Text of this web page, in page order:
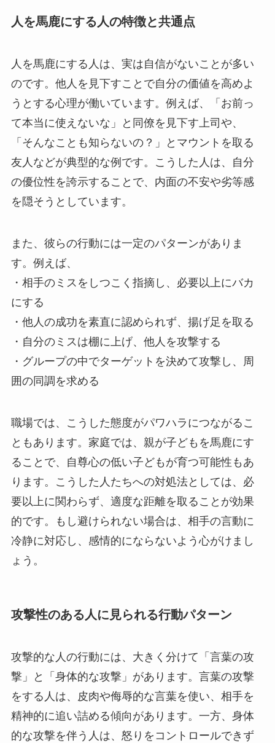
人を馬鹿にする人の特徴と共通点
人を馬鹿にする人は、実は自信がないことが多い
のです。他人を見下すことで自分の価値を高めよ
うとする心理が働いています。例えば、「お前っ
て本当に使えないな」と同僚を見下す上司や、
「そんなことも知らないの？」とマウントを取る
友人などが典型的な例です。こうした人は、自分
の優位性を誇示することで、内面の不安や劣等感
を隠そうとしています。
また、彼らの行動には一定のパターンがありま
す。例えば、
・相手のミスをしつこく指摘し、必要以上にバカ
にする
・他人の成功を素直に認められず、揚げ足を取る
・自分のミスは棚に上げ、他人を攻撃する
・グループの中でターゲットを決めて攻撃し、周
囲の同調を求める
職場では、こうした態度がパワハラにつながるこ
ともあります。家庭では、親が子どもを馬鹿にす
ることで、自尊心の低い子どもが育つ可能性もあ
ります。こうした人たちへの対処法としては、必
要以上に関わらず、適度な距離を取ることが効果
的です。もし避けられない場合は、相手の言動に
冷静に対応し、感情的にならないよう心がけまし
ょう。
攻撃性のある人に見られる行動パターン
攻撃的な人の行動には、大きく分けて「言葉の攻
撃」と「身体的な攻撃」があります。言葉の攻撃
をする人は、皮肉や侮辱的な言葉を使い、相手を
精神的に追い詰める傾向があります。一方、身体
的な攻撃を伴う人は、怒りをコントロールできず